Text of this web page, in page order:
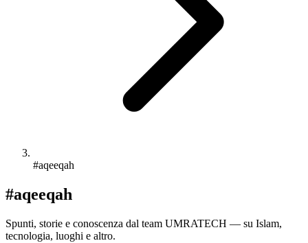
#aqeeqah
#aqeeqah
Spunti, storie e conoscenza dal team UMRATECH — su Islam,
tecnologia, luoghi e altro.